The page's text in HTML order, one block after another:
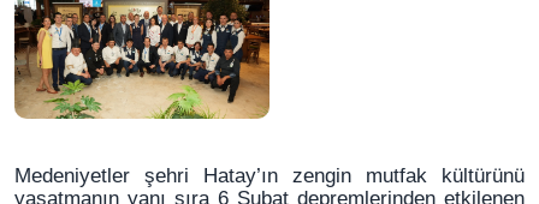
Medeniyetler şehri Hatay’ın zengin mutfak kültürünü
yaşatmanın yanı sıra 6 Şubat depremlerinden etkilenen